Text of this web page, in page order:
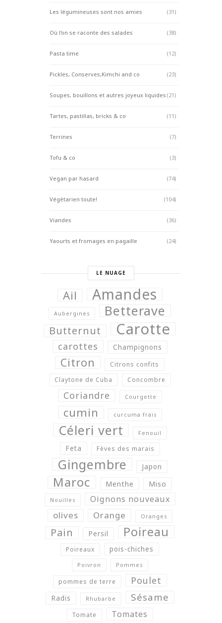
Les légumineuses sont nos amies (31)
Où l'on se raconte des salades (38)
Pasta time (12)
Pickles, Conserves,Kimchi and co (23)
Soupes, bouillons et autres joyeux liquides (21)
Tartes, pastillas, bricks & co (11)
Terrines (7)
Tofu & co (3)
Vegan par hasard (74)
Végétarien toute! (104)
Viandes (36)
Yaourts et fromages en pagaille (24)
LE NUAGE
Ail Amandes
Aubergines Betterave
Butternut Carotte
carottes Champignons
Citron
Citrons confits
Claytone de Cuba
Concombre
Coriandre Courgette
cumin curcuma frais
Céleri vert Fenouil
Feta Fèves des marais
Gingembre Japon
Maroc Menthe Miso
Nouilles Oignons nouveaux
olives Orange Oranges
Pain Persil Poireau
Poireaux pois-chiches
Poivron Pommes
pommes de terre Poulet
Radis Rhubarbe Sésame
Tomate Tomates